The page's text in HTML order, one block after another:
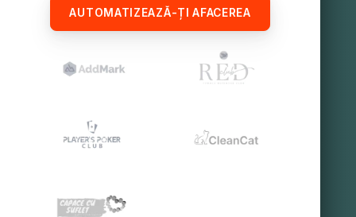
AUTOMATIZEAZĂ-ȚI AFACEREA